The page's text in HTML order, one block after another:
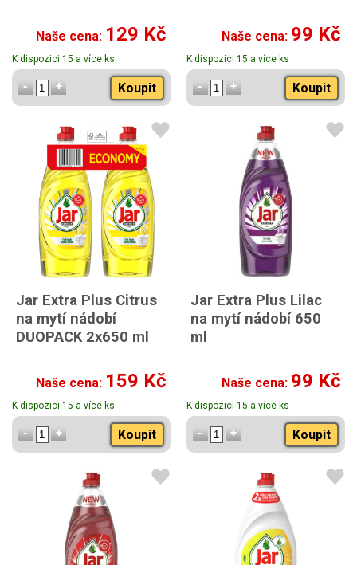
Naše cena: 129 Kč
K dispozici 15 a více ks
Koupit
Naše cena: 99 Kč
K dispozici 15 a více ks
Koupit
Jar Extra Plus Citrus
na mytí nádobí
DUOPACK 2x650 ml
Naše cena: 159 Kč
K dispozici 15 a více ks
Koupit
Jar Extra Plus Lilac
na mytí nádobí 650
ml
Naše cena: 99 Kč
K dispozici 15 a více ks
Koupit